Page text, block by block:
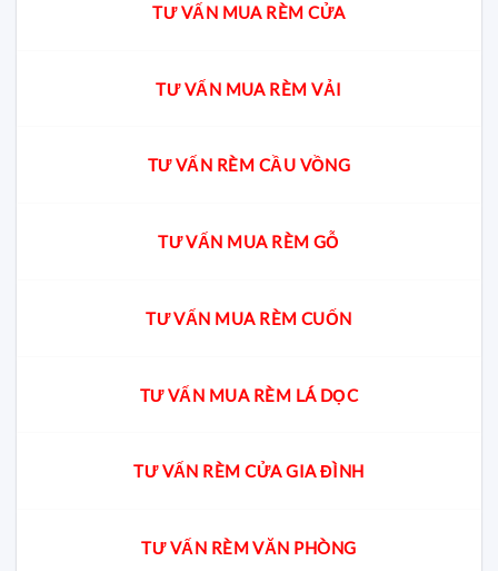
TƯ VẤN MUA RÈM CỬA
TƯ VẤN MUA RÈM VẢI
TƯ VẤN RÈM CẦU VỒNG
TƯ VẤN MUA RÈM GỖ
TƯ VẤN MUA RÈM CUỐN
TƯ VẤN MUA RÈM LÁ DỌC
TƯ VẤN RÈM CỬA GIA ĐÌNH
TƯ VẤN RÈM VĂN PHÒNG